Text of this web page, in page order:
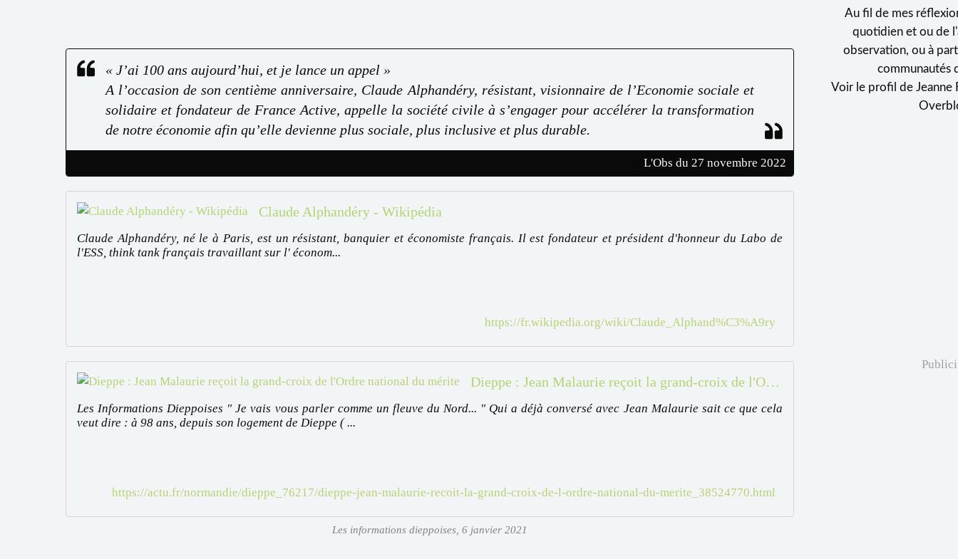
« J’ai 100 ans aujourd’hui, et je lance un appel »
A l’occasion de son centième anniversaire, Claude Alphandéry, résistant, visionnaire de l’Economie sociale et
solidaire et fondateur de France Active, appelle la société civile à s’engager pour accélérer la transformation
de notre économie afin qu’elle devienne plus sociale, plus inclusive et plus durable.
L'Obs du 27 novembre 2022
Claude Alphandéry - Wikipédia
Claude Alphandéry, né le à Paris, est un résistant, banquier et économiste français. Il est fondateur et président d'honneur du Labo de
l'ESS, think tank français travaillant sur l' économ...
https://fr.wikipedia.org/wiki/Claude_Alphand%C3%A9ry
Dieppe : Jean Malaurie reçoit la grand-croix de l'Ordre national du mérite
Les Informations Dieppoises " Je vais vous parler comme un fleuve du Nord... " Qui a déjà conversé avec Jean Malaurie sait ce que cela
veut dire : à 98 ans, depuis son logement de Dieppe ( ...
https://actu.fr/normandie/dieppe_76217/dieppe-jean-malaurie-recoit-la-grand-croix-de-l-ordre-national-du-merite_38524770.html
Les informations dieppoises, 6 janvier 2021
Au fil de mes
quotidien et ou de
observation, ou à
communautés
Voir le profil de Jeanne